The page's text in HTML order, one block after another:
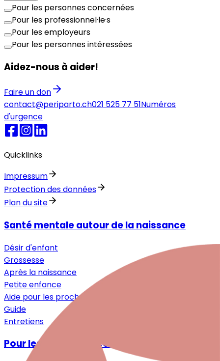
Pour les personnes concernées
Pour les professionnel·le·s
Pour les employeurs
Pour les personnes intéressées
Aidez-nous à aider!
Faire un don
contact@periparto.ch021 525 77 51Numéros
d'urgence
Quicklinks
Impressum
Protection des données
Plan du site
Santé mentale autour de la naissance
Désir d'enfant
Grossesse
Après la naissance
Petite enfance
Aide pour les proches
Guide
Entretiens
Pour les personnes concernées